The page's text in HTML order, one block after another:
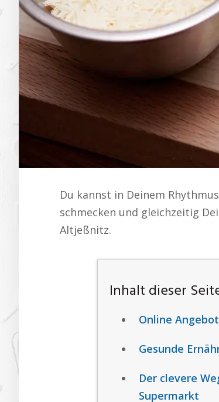
Du kannst in Deinem
schmecken und gleichzeitig
Altjeßnitz.
Inhalt dieser
Online
Gesunde
Der clevere
Supermarkt